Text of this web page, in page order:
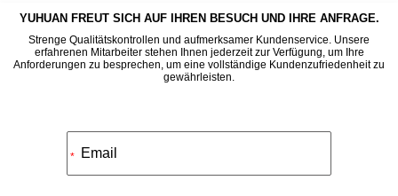
YUHUAN FREUT SICH AUF IHREN BESUCH UND IHRE ANFRAGE.
Strenge Qualitätskontrollen und aufmerksamer Kundenservice. Unsere
erfahrenen Mitarbeiter stehen Ihnen jederzeit zur Verfügung, um Ihre
Anforderungen zu besprechen, um eine vollständige Kundenzufriedenheit zu
gewährleisten.
*
Alternative: